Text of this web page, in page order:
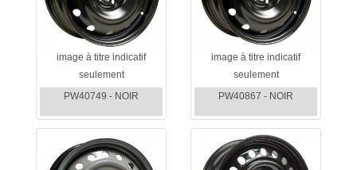
image à titre indicatif
seulement
PW40749 - NOIR
image à titre indicatif
seulement
PW40867 - NOIR